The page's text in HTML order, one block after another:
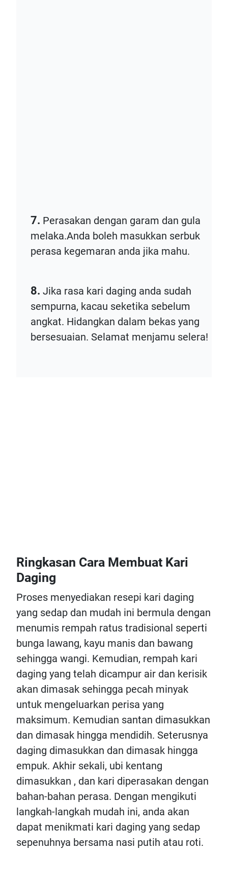
7. Perasakan dengan garam dan gula
melaka.Anda boleh masukkan serbuk
perasa kegemaran anda jika mahu.
8. Jika rasa kari daging anda sudah
sempurna, kacau seketika sebelum
angkat. Hidangkan dalam bekas yang
bersesuaian. Selamat menjamu selera!
Ringkasan Cara Membuat Kari
Daging
Proses menyediakan resepi kari daging
yang sedap dan mudah ini bermula dengan
menumis rempah ratus tradisional seperti
bunga lawang, kayu manis dan bawang
sehingga wangi. Kemudian, rempah kari
daging yang telah dicampur air dan kerisik
akan dimasak sehingga pecah minyak
untuk mengeluarkan perisa yang
maksimum. Kemudian santan dimasukkan
dan dimasak hingga mendidih. Seterusnya
daging dimasukkan dan dimasak hingga
empuk. Akhir sekali, ubi kentang
dimasukkan , dan kari diperasakan dengan
bahan-bahan perasa. Dengan mengikuti
langkah-langkah mudah ini, anda akan
dapat menikmati kari daging yang sedap
sepenuhnya bersama nasi putih atau roti.